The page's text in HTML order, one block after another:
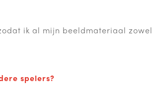
ik al mijn beeldmateriaal zowel
spelers?